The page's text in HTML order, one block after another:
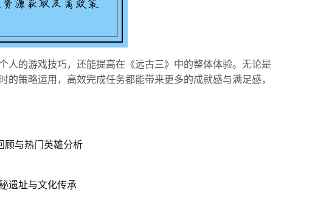
人的游戏技巧，还能提高在《远古三》中的整体体验。无论是
策略运用，高效完成任务都能带来更多的成就感与满足感，
顾与热门英雄分析
遗址与文化传承